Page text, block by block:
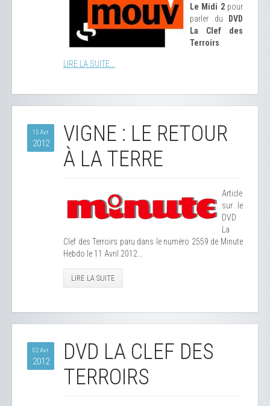
Le Midi 2pour
parler du
DVD
La Clef des
Terroirs
LIRE LA SUITE...
15 Avr
2012
VIGNE : LE RETOUR
À LA TERRE
Article
sur le
DVD
La
Clef des Terroirs paru dans le numéro 2559 de Minute
Hebdo le 11 Avril 2012...
LIRE LA SUITE
02 Avr
2012
DVD LA CLEF DES
TERROIRS